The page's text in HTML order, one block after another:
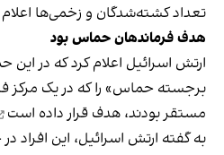
تعداد کشته‌شدگان و زخمی‌ها
هدف فرماندهان حماس بود
ارتش اسرائیل اعلام کرد که در
برجسته حماس» را که در یک مرکز
مستقر بودند، هدف قرار داده است
به گفته ارتش اسرائیل، این افراد